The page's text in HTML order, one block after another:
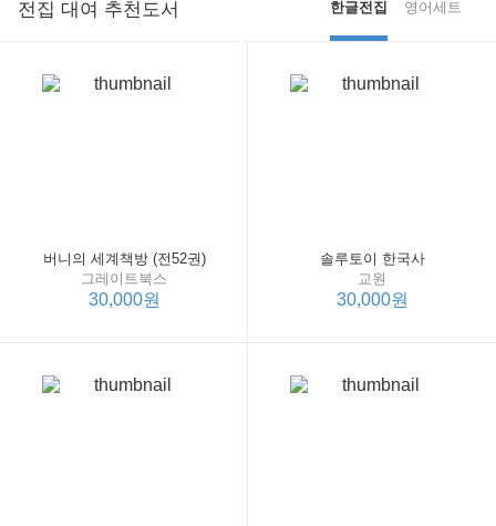
전집 대여 추천도서 한글전집 영어세트
버니의 세계책방 (전52권)
그레이트북스
30,000원
솔루토이 한국사
교원
30,000원